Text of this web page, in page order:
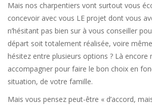
Mais nos charpentiers vont surtout vous
concevoir avec vous LE projet dont vous
n’hésitant pas bien sur à vous conseiller
départ soit totalement réalisée, voire
hésitez entre plusieurs options ? Là encore
accompagner pour faire le bon choix en
situation, de votre famille.
Mais vous pensez peut-être « d’accord,